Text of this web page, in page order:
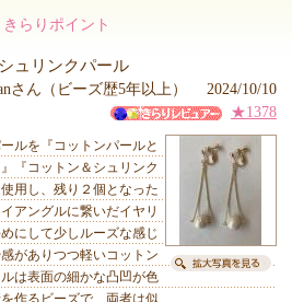
きらりポイント
シュリンクパール
さん（ビーズ歴5年以上） 2024/10/10
★1378
ルを『コットンパールと
『コットン＆シュリンク
用し、残り２個となった
アングルに繋いだイヤリ
にして少しルーズな感じ
がありつつ軽いコットン
は表面の細かな凸凹が色